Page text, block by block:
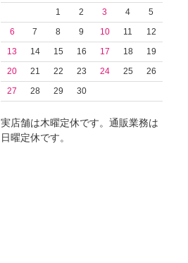
1
2 3 4
5
6
7 8 9 10 11
12
13
14 15 16 17 18
19
20
21 22 23 24 25
26
27
28 29 30
実店舗は木曜定休です。通販業務は
日曜定休です。